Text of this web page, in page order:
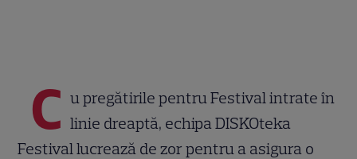
C u pregătirile pentru Festival intrate în
linie dreaptă, echipa DISKOteka
Festival lucrează de zor pentru a asigura o